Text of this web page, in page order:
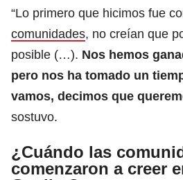
“Lo primero que hicimos fue
comunidades, no creían que
posible (…). Nos hemos
pero nos ha tomado un
vamos, decimos que
sostuvo.
¿Cuándo las
comenzaron a creer